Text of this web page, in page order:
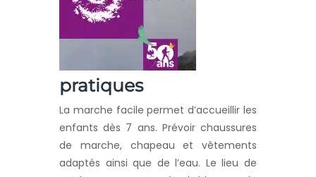
pratiques
La marche facile permet d’accueillir les
enfants dès 7 ans. Prévoir chaussures
de marche, chapeau et vêtements
adaptés ainsi que de l’eau. Le lieu de